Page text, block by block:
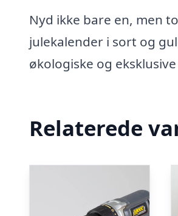
Nyd ikke bare en, men
julekalender i sort og
økologiske og
Relaterede